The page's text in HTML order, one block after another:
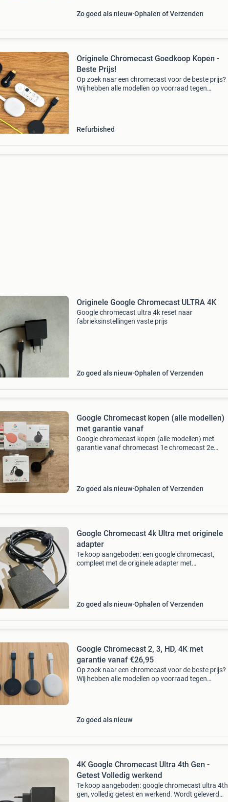
Zo goed als nieuw Ophalen of Verzenden
Originele Chromecast Goedkoop Kopen -
Beste Prijs!
Op zoek naar een chromecast voor de beste prijs?
Wij hebben alle modellen op voorraad tegen
Refurbished
Originele Google Chromecast ULTRA 4K
Google chromecast ultra 4k reset naar
fabrieksinstellingen vaste prijs
Zo goed als nieuw Ophalen of Verzenden
Google Chromecast kopen (alle modellen)
met garantie vanaf
Google chromecast kopen (alle modellen) met
garantie vanaf chromecast 1e chromecast 2e
Zo goed als nieuw Ophalen of Verzenden
Google Chromecast 4k Ultra met originele
adapter
Te koop aangeboden: een google chromecast,
compleet met de originele adapter met
Zo goed als nieuw Ophalen of Verzenden
Google Chromecast 2, 3, HD, 4K met
garantie vanaf €26,95
Op zoek naar een chromecast voor de beste prijs?
Wij hebben alle modellen op voorraad tegen
Zo goed als nieuw
4K Google Chromecast Ultra 4th Gen -
Getest Volledig werkend
Te koop aangeboden: google chromecast ultra 4th
gen, volledig getest en werkend. Wordt geleverd